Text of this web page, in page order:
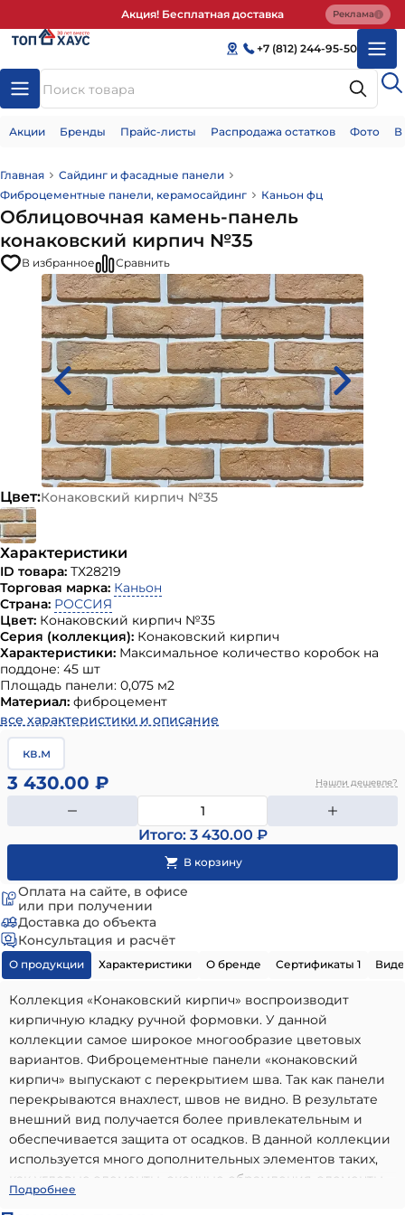
Акция! Бесплатная доставка Реклама
+7 (812) 244-95-50
Акции Бренды Прайс-листы Распродажа остатков Фото
Главная
Сайдинг и фасадные панели
Фиброцементные панели, керамосайдинг
Каньон фц
Облицовочная камень-панель
конаковский кирпич №35
В избранное Сравнить
Цвет:Конаковский кирпич №35
Характеристики
ID товара: ТХ28219
Торговая марка: Каньон
Страна: РОССИЯ
Цвет: Конаковский кирпич №35
Серия (коллекция): Конаковский кирпич
Характеристики: Максимальное количество коробок на
поддоне: 45 шт
Площадь панели: 0,075 м2
Материал: фиброцемент
все характеристики и описание
кв.м
3 430.00 ₽ Нашли дешевле?
Итого: 3 430.00 ₽
Оплата на сайте, в офисе
или при получении
Доставка до объекта
Консультация и расчёт
О продукции Характеристики О бренде Сертификаты 1
Коллекция «Конаковский кирпич» воспроизводит
кирпичную кладку ручной формовки. У данной
коллекции самое широкое многообразие цветовых
вариантов. Фиброцементные панели «конаковский
кирпич» выпускают с перекрытием шва. Так как панели
перекрываются внахлест, швов не видно. В результате
внешний вид получается более привлекательным и
обеспечивается защита от осадков. В данной коллекции
используется много дополнительных элементов таких,
как угловые элементы, оконные обрамления, элементы
декора и т.д. Уникальная запатентованная система
Облицовочная камень-панель конаковский кирпич
Подробнее